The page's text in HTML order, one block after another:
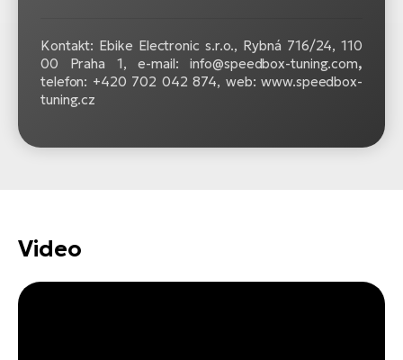
Kontakt: Ebike Electronic s.r.o., Rybná 716/24, 110
00 Praha 1, e-mail:
info@speedbox-tuning.com,
telefon: +420 702 042 874, web: www.speedbox-
tuning.cz
Video